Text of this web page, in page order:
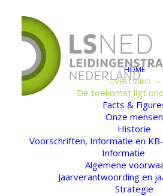
HOME
OVER LSNED
De toekomst ligt
Facts &
Onze mensen
Historie
Voorschriften, Informatie en
Informatie
Algemene
Jaarverantwoording en
Strategie
Ondergronds
heeft de
Waar problemen rondom
verkeersdrukte en veiligheid
toenemen, biedt